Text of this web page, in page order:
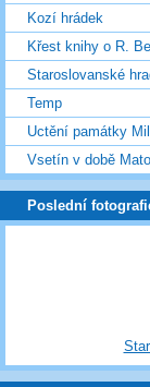
Kozí hrádek
Křest knihy o R.
Staroslovanské
Temp
Uctění památky
Vsetín v době
Poslední